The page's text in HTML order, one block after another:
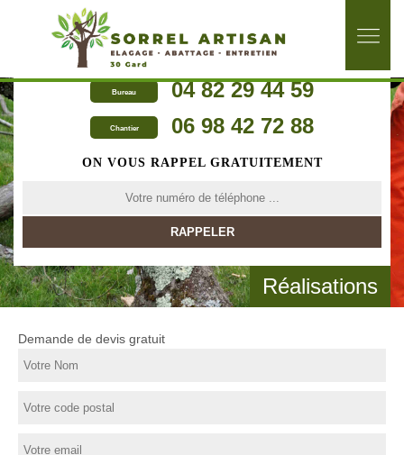
Bureau 04 82 29 44 59
Chantier 06 98 42 72 88
ON VOUS RAPPEL GRATUITEMENT
Réalisations
Demande de devis gratuit